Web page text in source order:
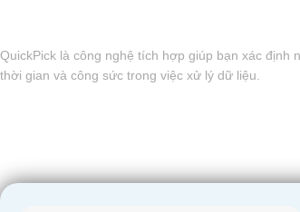
QuickPick là công nghệ tích hợp giúp bạn xác
thời gian và công sức trong việc xử lý dữ liệu.